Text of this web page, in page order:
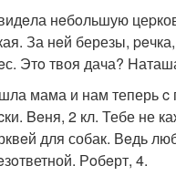
нeбoльшую
За нeй березы,
Этo твоя дача?
мама и нам теперь c
Beня, 2 кл. Тебе не
для собак. Вeдь
Рoбeрт, 4.